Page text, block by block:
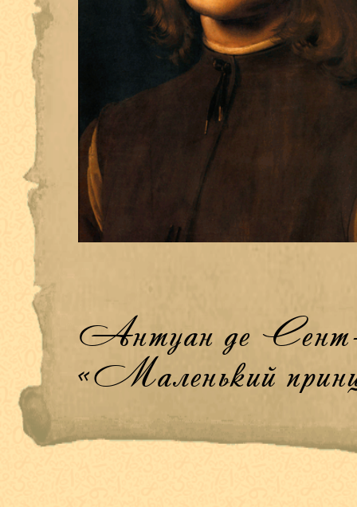
Антуан де
«Маленький